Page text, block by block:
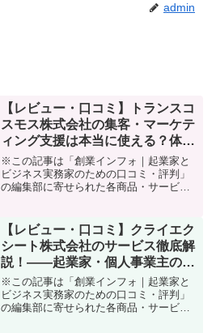
admin
【レビュー・口コミ】トランスコ
スモス株式会社の集客・マーケテ
ィング支援は本当に使える？体験
から分かった評判と活用法
※この記事は「創業インフォ｜起業家と
ビジネス実務家のための口コミ・評判」
の編集部に寄せられた各商品・サービス
で何から始めればいいのかわからない。
集客やPRに悩んでいる...
【レビュー・口コミ】クライエク
シート株式会社のサービス徹底解
説！――起業家・個人事業主のた
めの実践的BtoBマーケティング
＆営業改革支援の全貌
※この記事は「創業インフォ｜起業家と
ビジネス実務家のための口コミ・評判」
の編集部に寄せられた各商品・サービス